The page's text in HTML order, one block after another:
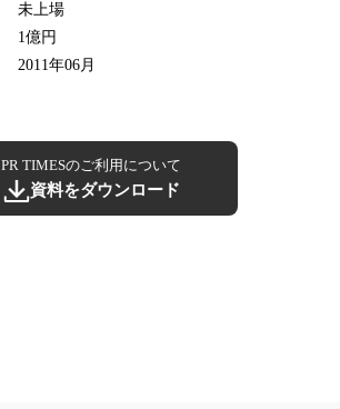
未上場
1億円
2011年06月
PR TIMESのご利用について
資料をダウンロード